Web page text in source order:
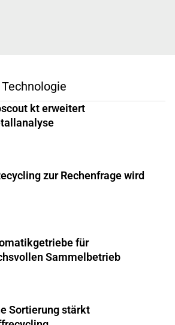
kt erweitert
zur Rechenfrage wird
für
Sammelbetrieb
Sortierung stärkt